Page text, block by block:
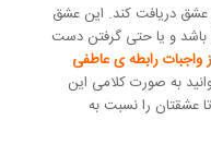
دریافت کند. این عشق
و یا حتی گرفتن دست
واجبات رابطه ی عاطفی
به صورت کلامی این
عشقتان را نسبت به